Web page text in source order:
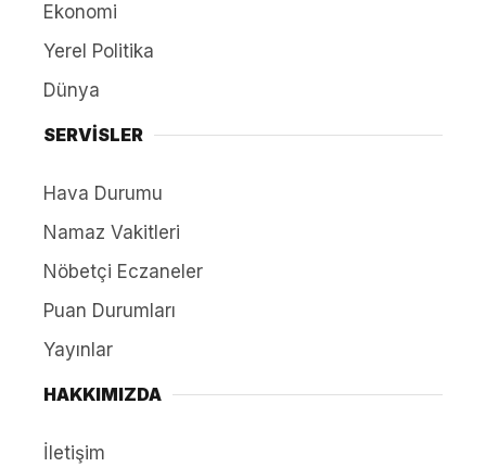
Ekonomi
Yerel Politika
Dünya
SERVİSLER
Hava Durumu
Namaz Vakitleri
Nöbetçi Eczaneler
Puan Durumları
Yayınlar
HAKKIMIZDA
İletişim